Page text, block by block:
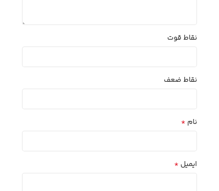
نقاط قوت
نقاط ضعف
نام *
ایمیل *